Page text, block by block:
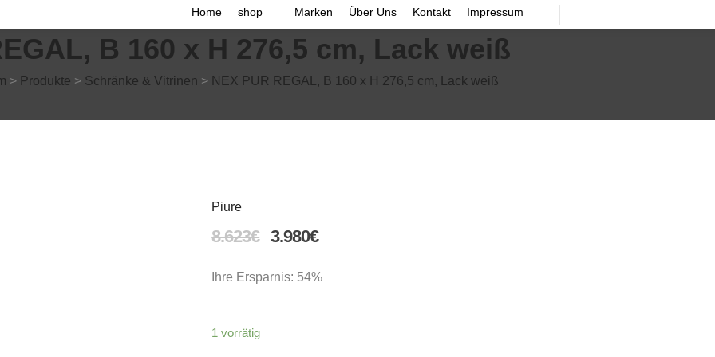
Home shop Marken Über Uns Kontakt Impressum
B 160 x H 276,5 cm, Lack weiß
> Produkte > Schränke & Vitrinen > NEX PUR REGAL, B 160 x H 276,5 cm, Lack weiß
Piure
8.623€ 3.980€
Ihre Ersparnis: 54%
1 vorrätig